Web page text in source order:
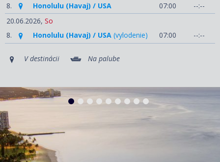
8.
Honolulu (Havaj) / USA 07:00
--:--
20.06.2026, So
8.
Honolulu (Havaj) / USA (vylodenie) 07:00 --:--
V destinácii Na palube